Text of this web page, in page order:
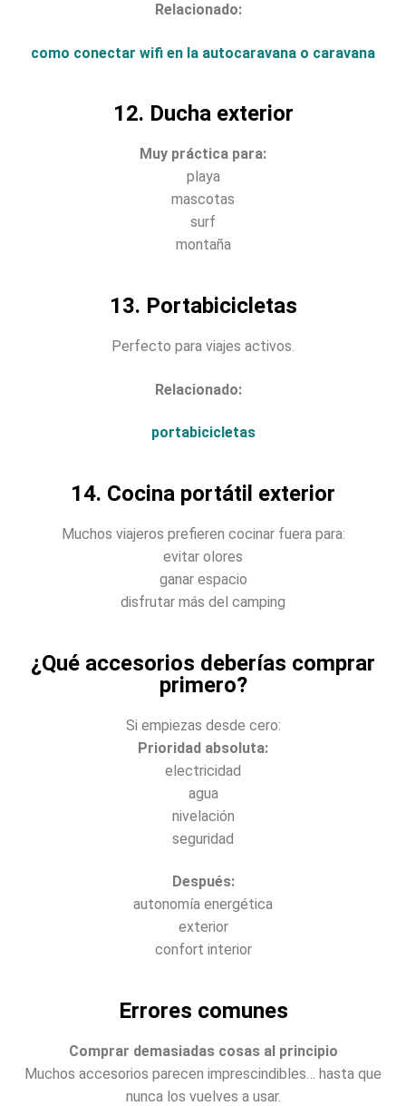
Relacionado:
como conectar wifi en la autocaravana o caravana
12. Ducha exterior
Muy práctica para:
playa
mascotas
surf
montaña
13. Portabicicletas
Perfecto para viajes activos.
Relacionado:
portabicicletas
14. Cocina portátil exterior
Muchos viajeros prefieren cocinar fuera para:
evitar olores
ganar espacio
disfrutar más del camping
¿Qué accesorios deberías comprar
primero?
Si empiezas desde cero:
Prioridad absoluta:
electricidad
agua
nivelación
seguridad
Después:
autonomía energética
exterior
confort interior
Errores comunes
Comprar demasiadas cosas al principio
Muchos accesorios parecen imprescindibles… hasta que
nunca los vuelves a usar.